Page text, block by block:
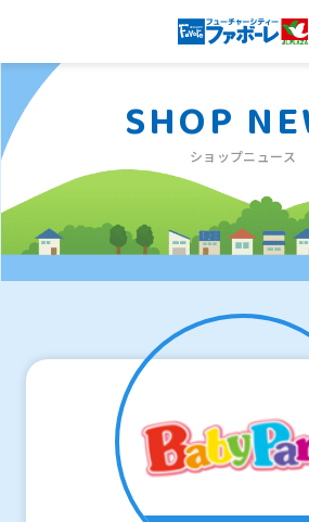
SHOPショップニュース